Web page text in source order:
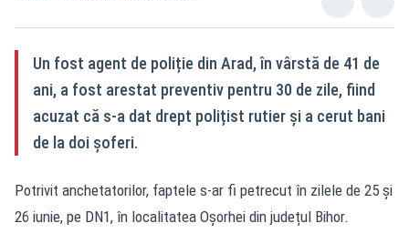
Un fost agent de poliție din Arad, în vârstă de 41 de
ani, a fost arestat preventiv pentru 30 de zile, fiind
acuzat că s-a dat drept polițist rutier și a cerut bani
de la doi șoferi.
Potrivit anchetatorilor, faptele s-ar fi petrecut în zilele de 25 și
26 iunie, pe DN1, în localitatea Oșorhei din județul Bihor.